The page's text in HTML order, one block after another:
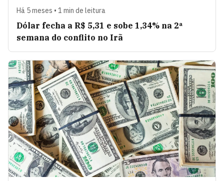
Há 5 meses • 1 min de leitura
Dólar fecha a R$ 5,31 e sobe 1,34% na 2ª
semana do conflito no Irã